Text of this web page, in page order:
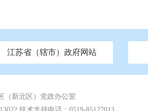
山西 辽宁 吉林 黑龙江 上海
江苏省（辖市）政府网站
府 无锡市政府 常州市政府 徐州
技局 市民族宗教事务局 市公安局
市生态环境局 市城管局
区人大 区政协 纪委监委
（新北区）党政办公室